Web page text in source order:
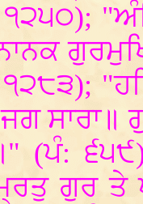
ਸਾਰਾ॥
(ਪੰ:
ਗੁਰ ਤੇ